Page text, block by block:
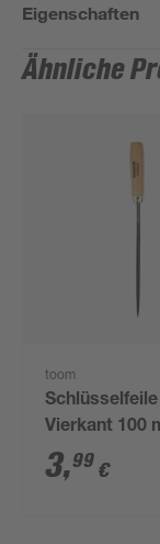
Eigenschaften
Ähnliche
toom
Schlüsselfeile
Vierkant 100
3,99 €